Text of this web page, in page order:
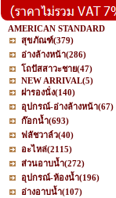
AMERICAN STANDARD
สุขภัณฑ์(379)
อ่างล้างหน้า(286)
โถปัสสาวะชาย(47)
NEW ARRIVAL(5)
ฝารองนั่ง(140)
อุปกรณ์-อ่างล้างหน้า(67)
ก๊อกน้ำ(693)
ฟลัชวาล์ว(40)
อะไหล่(2115)
ส่วนอาบน้ำ(272)
อุปกรณ์-ห้องน้ำ(196)
อ่างอาบน้ำ(107)